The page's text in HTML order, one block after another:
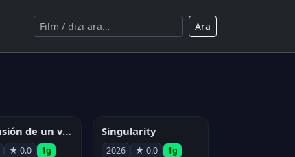
Ara
La ilusión de un verano sin fin
★ 0.0 1g
Singularity
2026 ★ 0.0 1g